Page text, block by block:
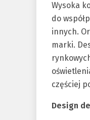
Wysoka
do
innych.
marki.
częściej
Design